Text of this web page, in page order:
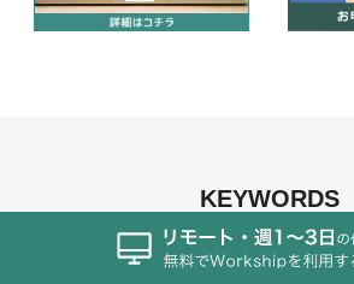
KEYWORDS
フリーランス/個人事業主